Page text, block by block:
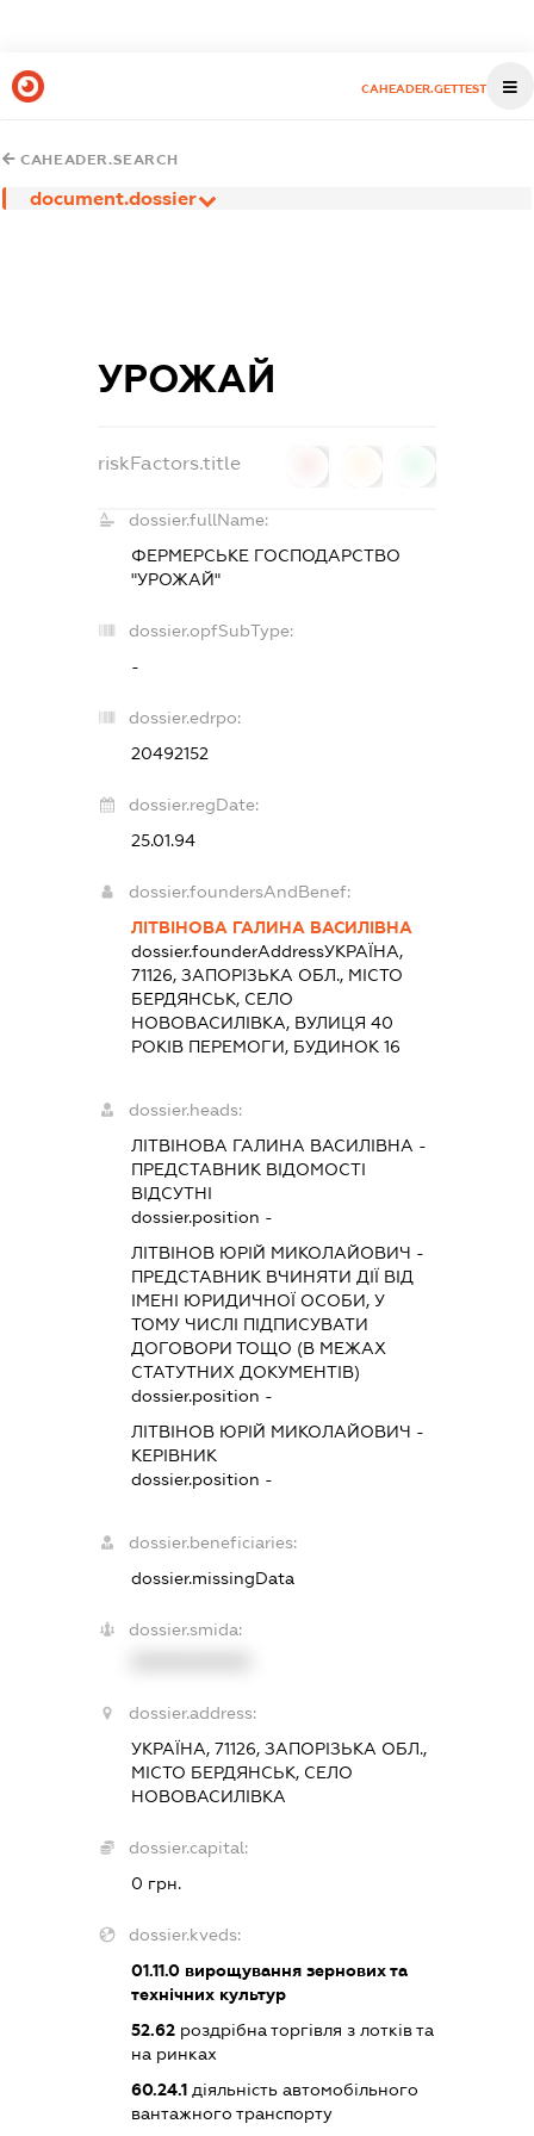
CAHEADER.GETTEST
CAHEADER.SEARCH
document.dossier
УРОЖАЙ
riskFactors.title
dossier.fullName:
ФЕРМЕРСЬКЕ ГОСПОДАРСТВО
"УРОЖАЙ"
dossier.opfSubType:
-
dossier.edrpo:
20492152
dossier.regDate:
25.01.94
dossier.foundersAndBenef:
ЛІТВІНОВА ГАЛИНА ВАСИЛІВНА
dossier.founderAddressУКРАЇНА,
71126, ЗАПОРІЗЬКА ОБЛ., МІСТО
БЕРДЯНСЬК, СЕЛО
НОВОВАСИЛІВКА, ВУЛИЦЯ 40
РОКІВ ПЕРЕМОГИ, БУДИНОК 16
dossier.heads:
ЛІТВІНОВА ГАЛИНА ВАСИЛІВНА -
ПРЕДСТАВНИК ВІДОМОСТІ
ВІДСУТНІ
dossier.position -
ЛІТВІНОВ ЮРІЙ МИКОЛАЙОВИЧ -
ПРЕДСТАВНИК ВЧИНЯТИ ДІЇ ВІД
ІМЕНІ ЮРИДИЧНОЇ ОСОБИ, У
ТОМУ ЧИСЛІ ПІДПИСУВАТИ
ДОГОВОРИ ТОЩО (В МЕЖАХ
СТАТУТНИХ ДОКУМЕНТІВ)
dossier.position -
ЛІТВІНОВ ЮРІЙ МИКОЛАЙОВИЧ -
КЕРІВНИК
dossier.position -
dossier.beneficiaries:
dossier.missingData
dossier.smida:
dossier.address:
УКРАЇНА, 71126, ЗАПОРІЗЬКА ОБЛ.,
МІСТО БЕРДЯНСЬК, СЕЛО
НОВОВАСИЛІВКА
dossier.capital:
0 грн.
dossier.kveds:
01.11.0 вирощування зернових та
технічних культур
52.62 роздрібна торгівля з лотків та
на ринках
60.24.1 діяльність автомобільного
вантажного транспорту